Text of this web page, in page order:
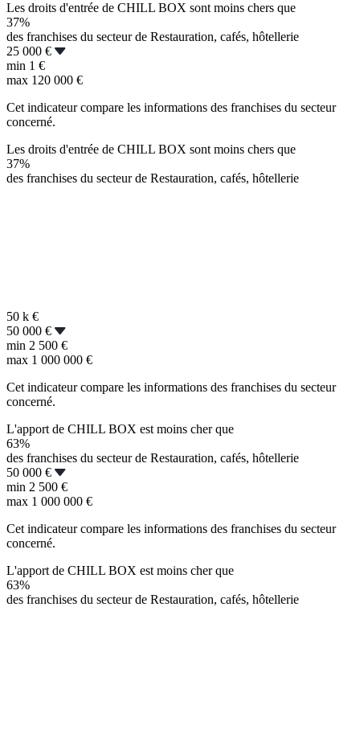
Les droits d'entrée de CHILL BOX sont moins chers que
37%
des franchises du secteur de Restauration, cafés, hôtellerie
25 000 €
min 1 €
max 120 000 €
Cet indicateur compare les informations des franchises du secteur
concerné.
Les droits d'entrée de CHILL BOX sont moins chers que
37%
des franchises du secteur de Restauration, cafés, hôtellerie
50 k €
50 000 €
min 2 500 €
max 1 000 000 €
Cet indicateur compare les informations des franchises du secteur
concerné.
L'apport de CHILL BOX est moins cher que
63%
des franchises du secteur de Restauration, cafés, hôtellerie
50 000 €
min 2 500 €
max 1 000 000 €
Cet indicateur compare les informations des franchises du secteur
concerné.
L'apport de CHILL BOX est moins cher que
63%
des franchises du secteur de Restauration, cafés, hôtellerie